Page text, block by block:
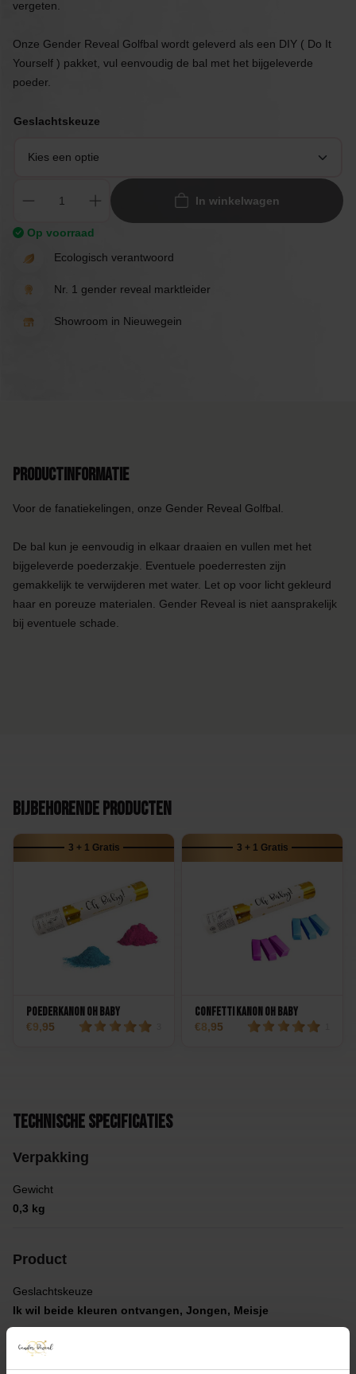
vergeten.
Onze Gender Reveal Golfbal wordt geleverd als een DIY ( Do It
Yourself ) pakket, vul eenvoudig de bal met het bijgeleverde
poeder.
Geslachtskeuze
In winkelwagen
Op voorraad
Ecologisch verantwoord
Nr. 1 gender reveal marktleider
Showroom in Nieuwegein
Productinformatie
Voor de fanatiekelingen, onze Gender Reveal Golfbal.
De bal kun je eenvoudig in elkaar draaien en vullen met het
bijgeleverde poederzakje. Eventuele poederresten zijn
gemakkelijk te verwijderen met water. Let op voor licht gekleurd
haar en poreuze materialen. Gender Reveal is niet aansprakelijk
bij eventuele schade.
Bijbehorende producten
3 + 1 Gratis
Poederkanon Oh Baby
9,95
3 + 1 Gratis
Confetti Kanon Oh Baby
8,95
Technische specificaties
Verpakking
Gewicht
0,3 kg
Product
Geslachtskeuze
Ik wil beide kleuren ontvangen, Jongen, Meisje
Materiaal
Holi color powder, Plastic